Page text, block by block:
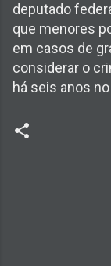
deputado
que menores
em casos de
considerar o
há seis anos